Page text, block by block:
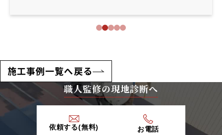
施工事例一覧へ戻る
職人監修の現地診断へ
依頼する(無料) お電話